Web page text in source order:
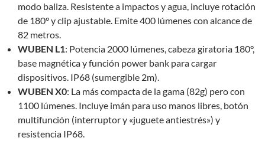
modo baliza. Resistente a impactos y agua, incluye rotación
de 180° y clip ajustable. Emite 400 lúmenes con alcance de
82 metros.
WUBEN L1: Potencia 2000 lúmenes, cabeza giratoria 180°,
base magnética y función power bank para cargar
dispositivos. IP68 (sumergible 2m).
WUBEN X0: La más compacta de la gama (82g) pero con
1100 lúmenes. Incluye imán para uso manos libres, botón
multifunción (interruptor y «juguete antiestrés») y
resistencia IP68.